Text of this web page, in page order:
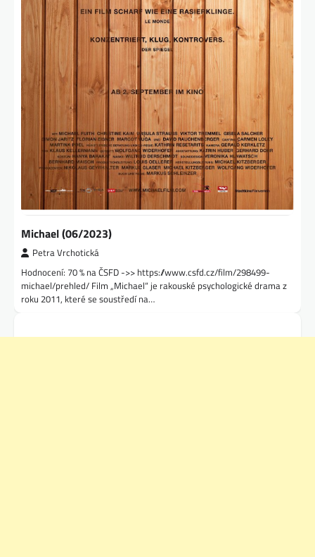
Michael (06/2023)
Petra Vrchotická
Hodnocení: 70 % na ČSFD ->> https://www.csfd.cz/film/298499-
michael/prehled/ Film „Michael“ je rakouské psychologické drama z
roku 2011, které se soustředí na…